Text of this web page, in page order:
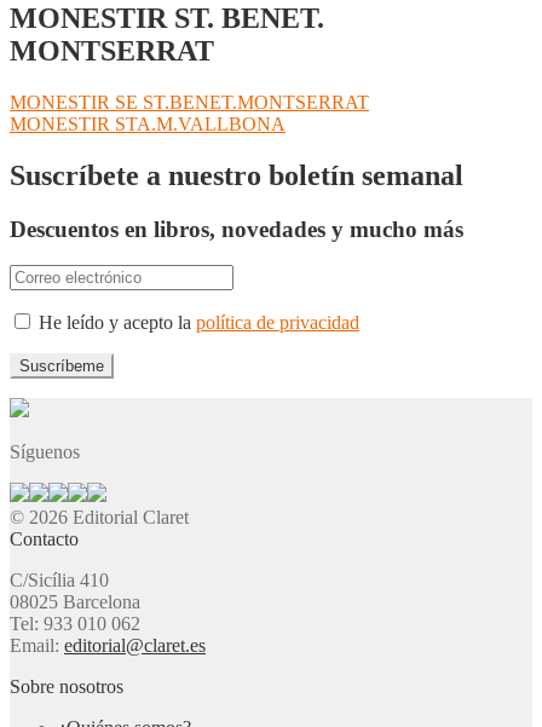
MONESTIR ST. BENET.
MONTSERRAT
Navegación
de
entradas
Anterior:
MONESTIR SE ST.BENET.MONTSERRAT
Siguiente:
MONESTIR STA.M.VALLBONA
Suscríbete a nuestro boletín semanal
Descuentos en libros, novedades y mucho más
He leído y acepto la política de privacidad
Síguenos
© 2026 Editorial Claret
Contacto
C/Sicília 410
08025 Barcelona
Tel: 933 010 062
Email: editorial@claret.es
Sobre nosotros